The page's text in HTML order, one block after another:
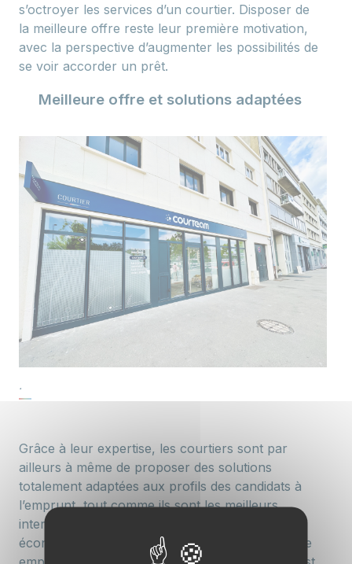
s’octroyer les services d’un courtier. Disposer de
la meilleure offre reste leur première motivation,
avec la perspective d’augmenter les possibilités de
se voir accorder un prêt.
Meilleure offre et solutions adaptées
.
Grâce à leur expertise, les courtiers sont par
ailleurs à même de proposer des solutions
totalement adaptées aux profils des candidats à
l’emprunt, tout comme ils sont les meilleurs
interlocuteurs pour faire faire de réelles
économies à leurs clients en matière d’assurance